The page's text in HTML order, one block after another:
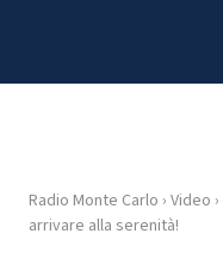
HOME
Radio Monte Carlo › Video ›
arrivare alla serenità!